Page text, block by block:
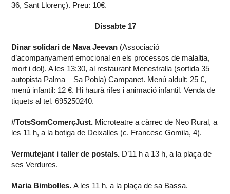
36, Sant Llorenç). Preu: 10€.
Dissabte 17
Dinar solidari de Nava Jeevan (Associació
d’acompanyament emocional en els processos de malaltia,
mort i dol). A les 13:30, al restaurant Menestralia (sortida 35
autopista Palma – Sa Pobla) Campanet. Menú aldult: 25 €,
menú infantil: 12 €. Hi haurà rifes i animació infantil. Venda de
tiquets al tel. 695250240.
#TotsSomComerçJust. Microteatre a càrrec de Neo Rural, a
les 11 h, a la botiga de Deixalles (c. Francesc Gomila, 4).
Vermutejant i taller de postals. D’11 h a 13 h, a la plaça de
ses Verdures.
Maria Bimbolles.A les 11 h, a la plaça de sa Bassa.